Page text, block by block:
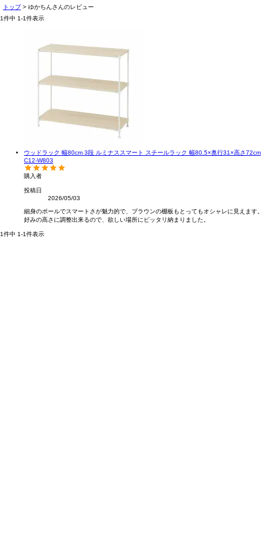
トップ
ゆかちんさんのレビュー
1件中 1-1件表示
ウッドラック 幅80cm 3段 ルミナススマート スチールラック 幅80.5×奥行31×高さ72cm
C12-W803
購入者
投稿日
2026/05/03
細身のポールでスマートさが魅力的で、ブラウンの棚板もとってもオシャレに見えます。
好みの高さに調整出来るので、欲しい場所にピッタリ納まりました。
1件中 1-1件表示